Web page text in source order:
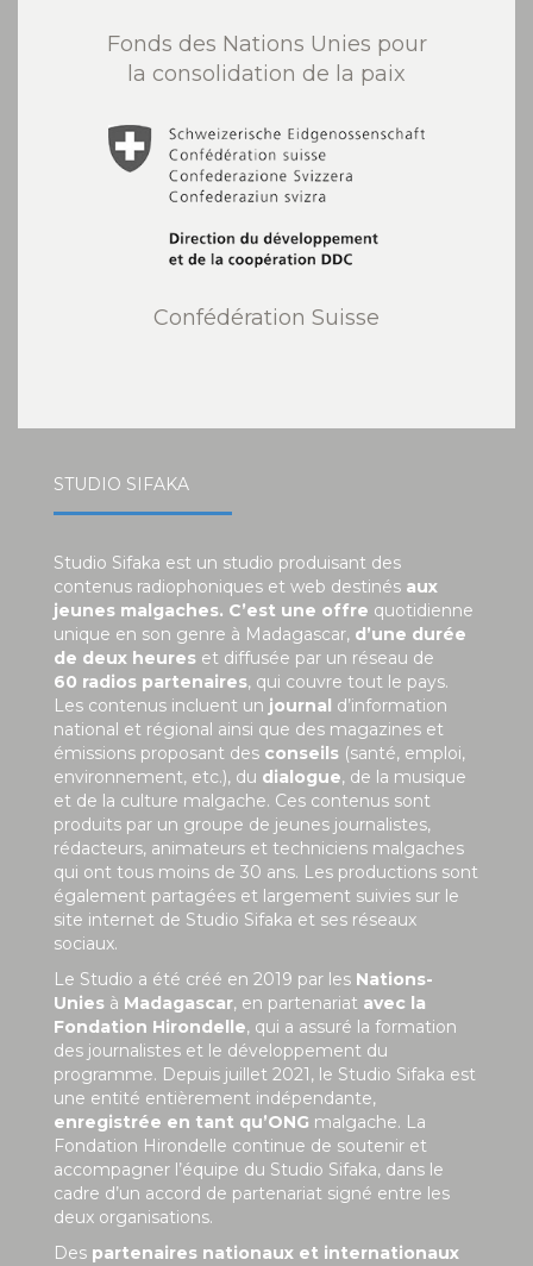
Fonds des Nations Unies pour
la consolidation de la paix
Confédération Suisse
STUDIO SIFAKA
Studio Sifaka est un studio produisant des
contenus radiophoniques et web destinés aux
jeunes malgaches. C’est une offre quotidienne
unique en son genre à Madagascar, d’une durée
de deux heures et diffusée par un réseau de
60 radios partenaires, qui couvre tout le pays.
Les contenus incluent un journal d’information
national et régional ainsi que des magazines et
émissions proposant des conseils (santé, emploi,
environnement, etc.), du dialogue, de la musique
et de la culture malgache. Ces contenus sont
produits par un groupe de jeunes journalistes,
rédacteurs, animateurs et techniciens malgaches
qui ont tous moins de 30 ans. Les productions sont
également partagées et largement suivies sur le
site internet de Studio Sifaka et ses réseaux
sociaux.
Le Studio a été créé en 2019 par les Nations-
Unies à Madagascar, en partenariat avec la
Fondation Hirondelle, qui a assuré la formation
des journalistes et le développement du
programme. Depuis juillet 2021, le Studio Sifaka est
une entité entièrement indépendante,
enregistrée en tant qu’ONG malgache. La
Fondation Hirondelle continue de soutenir et
accompagner l’équipe du Studio Sifaka, dans le
cadre d’un accord de partenariat signé entre les
deux organisations.
Des partenaires nationaux et internationaux